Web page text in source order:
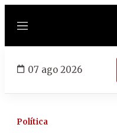
Menú
07 ago 2026
Política